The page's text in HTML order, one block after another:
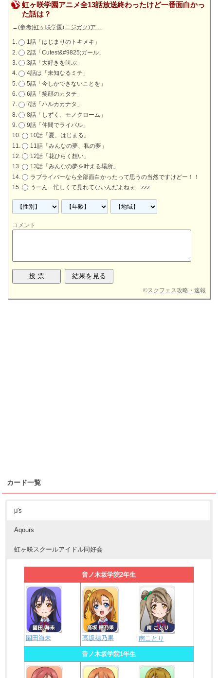
虹ヶ咲学園アニメ全13話放送終わったけど一番面白かっ
た話は？
→(参考)虹ヶ咲学園(ニジガク)ア…
1話「はじまりのトキメキ」
2話「Cutest&#9825;ガール」
3話「大好きを叫ぶ」
4話は「未知なるミチ」
5話「今しかできないことを」
6話「笑顔のカタチ」
7話「ハルカカナタ」
8話「しずく、モノクローム」
9話「仲間でライバル」
10話「夏、はじまる」
11話「みんなの夢、私の夢」
12話「花ひらく想い」
13話「みんなの夢を叶える場所」
ラブライバーなら全部面白かったって思うの当然ですけどー！！
うーん…忙しくて見れてないんだよねぇ…zzz
コメント
©スクフェス攻略・速報
カード一覧
μ's
Aqours
虹ヶ咲スクールアイドル同好会
音ノ木坂学院2年生
園田海未 高坂穂乃果 南ことり
音ノ木坂学院1年生